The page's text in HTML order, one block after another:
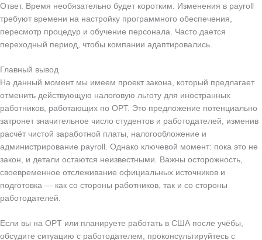
Ответ. Время необязательно будет коротким. Изменения в payroll
требуют времени на настройку программного обеспечения,
пересмотр процедур и обучение персонала. Часто дается
переходный период, чтобы компании адаптировались.
Главный вывод
На данный момент мы имеем проект закона, который предлагает
отменить действующую налоговую льготу для иностранных
работников, работающих по OPT. Это предложение потенциально
затронет значительное число студентов и работодателей, изменив
расчёт чистой заработной платы, налогообложение и
администрирование payroll. Однако ключевой момент: пока это не
закон, и детали остаются неизвестными. Важны осторожность,
своевременное отслеживание официальных источников и
подготовка — как со стороны работников, так и со стороны
работодателей.
Если вы на OPT или планируете работать в США после учёбы,
обсудите ситуацию с работодателем, проконсультируйтесь с